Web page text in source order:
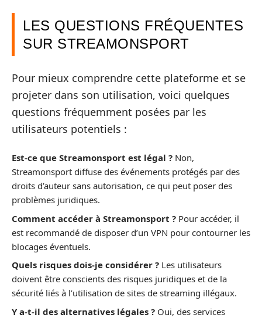
LES QUESTIONS FRÉQUENTES
SUR STREAMONSPORT
Pour mieux comprendre cette plateforme et se
projeter dans son utilisation, voici quelques
questions fréquemment posées par les
utilisateurs potentiels :
Est-ce que Streamonsport est légal ? Non,
Streamonsport diffuse des événements protégés par des
droits d’auteur sans autorisation, ce qui peut poser des
problèmes juridiques.
Comment accéder à Streamonsport ? Pour accéder, il
est recommandé de disposer d’un VPN pour contourner les
blocages éventuels.
Quels risques dois-je considérer ? Les utilisateurs
doivent être conscients des risques juridiques et de la
sécurité liés à l’utilisation de sites de streaming illégaux.
Y a-t-il des alternatives légales ? Oui, des services